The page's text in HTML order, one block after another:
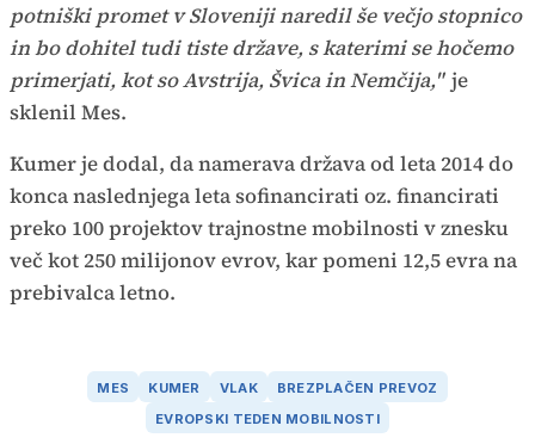
potniški promet v Sloveniji naredil še večjo stopnico
in bo dohitel tudi tiste države, s katerimi se hočemo
primerjati, kot so Avstrija, Švica in Nemčija," je
sklenil Mes.
Kumer je dodal, da namerava država od leta 2014 do
konca naslednjega leta sofinancirati oz. financirati
preko 100 projektov trajnostne mobilnosti v znesku
več kot 250 milijonov evrov, kar pomeni 12,5 evra na
prebivalca letno.
MES KUMER VLAK
BREZPLAČEN PREVOZ
EVROPSKI TEDEN MOBILNOSTI